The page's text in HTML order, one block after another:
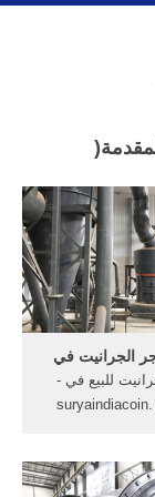
الجرانيت في
للبيع في -
للبيع في ولاية